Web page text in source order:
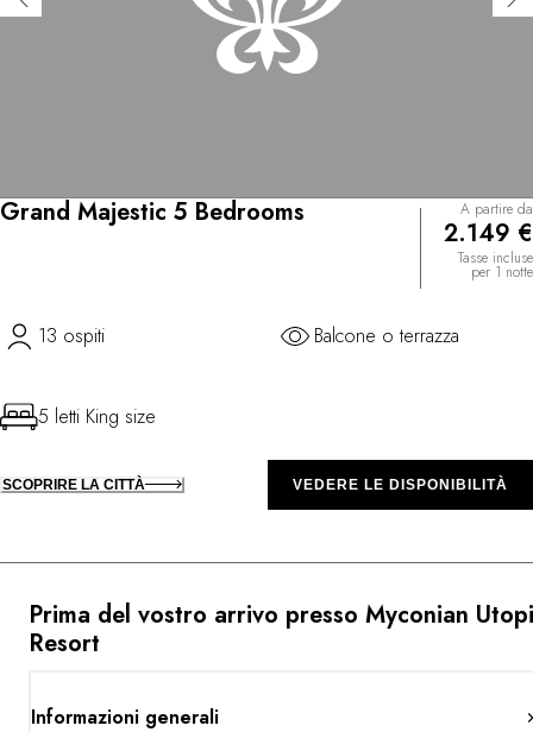
Prima del vostro arrivo presso Myconian
Resort
Informazioni generali
Grand Majestic 5 Bedrooms A partire da
2.149 €
Tasse incluse
per 1 notte
13 ospiti Balcone o terrazza
5 letti King size
SCOPRIRE LA CITTÀ VEDERE LE DISPONIBILITÀ